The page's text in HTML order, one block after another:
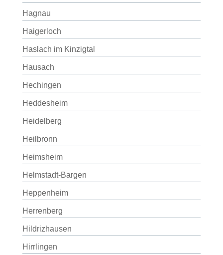
Hagnau
Haigerloch
Haslach im Kinzigtal
Hausach
Hechingen
Heddesheim
Heidelberg
Heilbronn
Heimsheim
Helmstadt-Bargen
Heppenheim
Herrenberg
Hildrizhausen
Hirrlingen